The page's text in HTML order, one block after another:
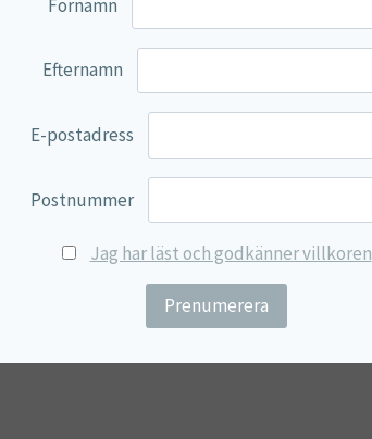
BetaPepsin
Lägg till i varukorg
Förnamn
Efternamn
E-postadress
Postnummer
Jag har läst och godkänner villkoren